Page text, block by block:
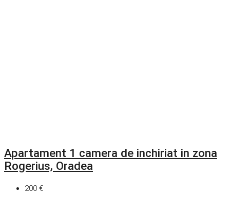
Apartament 1 camera de inchiriat in zona
Rogerius, Oradea
200 €